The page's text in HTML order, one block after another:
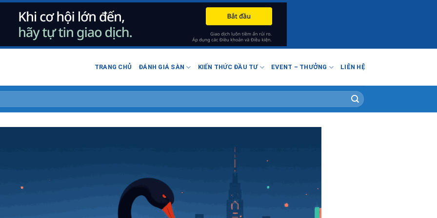
TRANG CHỦ ĐÁNH GIÁ SÀN KIẾN THỨC ĐẦU TƯ EVENT – THƯỞNG LIÊN HỆ